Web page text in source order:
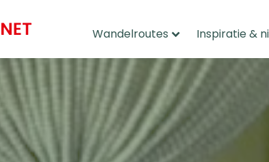
Wandelroutes Inspiratie &